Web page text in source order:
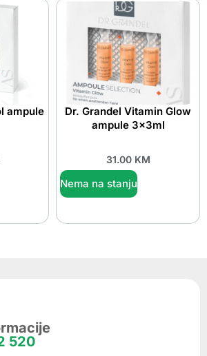
ampule
Dr. Grandel Vitamin Glow
ampule 3x3ml
31.00 KM
Nema na stanju
520